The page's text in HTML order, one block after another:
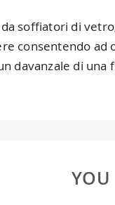
soffiatori di
consentendo
davanzale di una